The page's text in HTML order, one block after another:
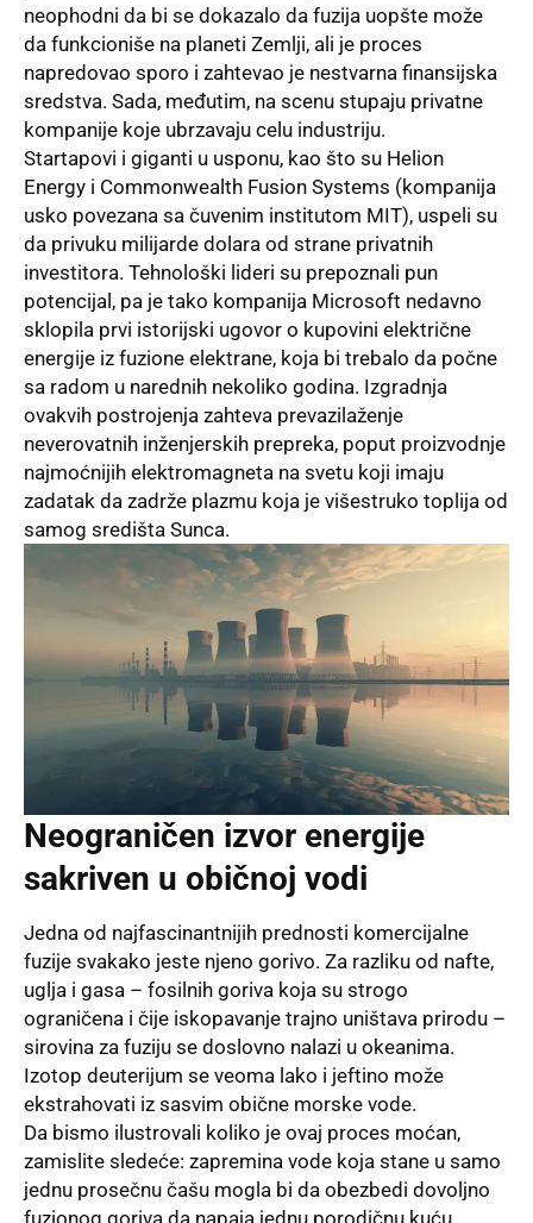
neophodni da bi se dokazalo da fuzija uopšte može
da funkcioniše na planeti Zemlji, ali je proces
napredovao sporo i zahtevao je nestvarna finansijska
sredstva. Sada, međutim, na scenu stupaju privatne
kompanije koje ubrzavaju celu industriju.
Startapovi i giganti u usponu, kao što su Helion
Energy i Commonwealth Fusion Systems (kompanija
usko povezana sa čuvenim institutom MIT), uspeli su
da privuku milijarde dolara od strane privatnih
investitora. Tehnološki lideri su prepoznali pun
potencijal, pa je tako kompanija Microsoft nedavno
sklopila prvi istorijski ugovor o kupovini električne
energije iz fuzione elektrane, koja bi trebalo da počne
sa radom u narednih nekoliko godina. Izgradnja
ovakvih postrojenja zahteva prevazilaženje
neverovatnih inženjerskih prepreka, poput proizvodnje
najmoćnijih elektromagneta na svetu koji imaju
zadatak da zadrže plazmu koja je višestruko toplija od
samog središta Sunca.
Neograničen izvor energije
sakriven u običnoj vodi
Jedna od najfascinantnijih prednosti komercijalne
fuzije svakako jeste njeno gorivo. Za razliku od nafte,
uglja i gasa – fosilnih goriva koja su strogo
ograničena i čije iskopavanje trajno uništava prirodu –
sirovina za fuziju se doslovno nalazi u okeanima.
Izotop deuterijum se veoma lako i jeftino može
ekstrahovati iz sasvim obične morske vode.
Da bismo ilustrovali koliko je ovaj proces moćan,
zamislite sledeće: zapremina vode koja stane u samo
jednu prosečnu čašu mogla bi da obezbedi dovoljno
fuzionog goriva da napaja jednu porodičnu kuću